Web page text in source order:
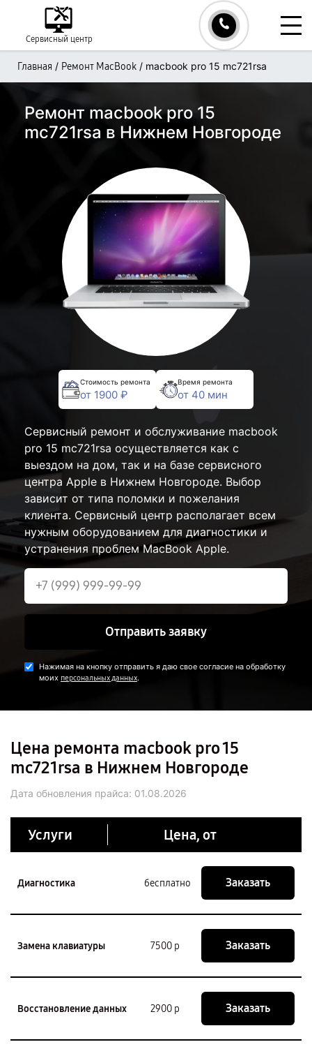
Сервисный центр
Главная / Ремонт MacBook / macbook pro 15 mc721rsa
Ремонт macbook pro 15
mc721rsa в Нижнем Новгороде
Стоимость ремонта
от 1900 ₽
Время ремонта
от 40 мин
Сервисный ремонт и обслуживание macbook
pro 15 mc721rsa осуществляется как с
выездом на дом, так и на базе сервисного
центра Apple в Нижнем Новгороде. Выбор
зависит от типа поломки и пожелания
клиента. Сервисный центр располагает всем
нужным оборудованием для диагностики и
устранения проблем MacBook Apple.
Отправить заявку
Нажимая на кнопку отправить я даю свое согласие на обработку
моих персональных данных.
Цена ремонта macbook pro 15
mc721rsa в Нижнем Новгороде
Дата обновления прайса: 01.08.2026
Услуги Цена, от
Диагностика бесплатно Заказать
Замена клавиатуры 7500 р Заказать
Восстановление данных 2900 р Заказать